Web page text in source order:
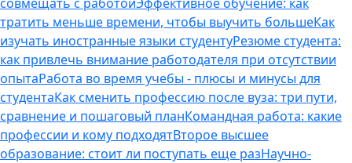
тратить меньше времени, чтобы выучить большеКак
изучать иностранные языки студентуРезюме студента:
как привлечь внимание работодателя при отсутствии
опытаРабота во время учебы - плюсы и минусы для
студентаКак сменить профессию после вуза: три пути,
сравнение и пошаговый планКомандная работа: какие
профессии и кому подходятВторое высшее
образование: стоит ли поступать еще разНаучно-